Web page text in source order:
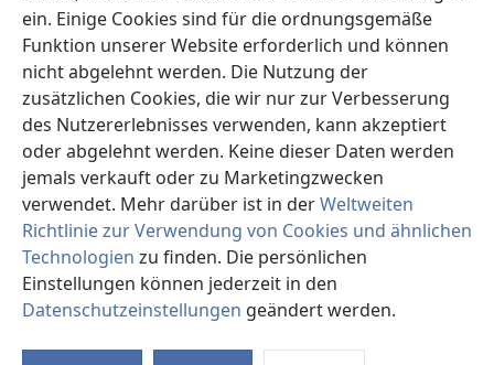
ein. Einige Cookies sind für die ordnungsgemäße
Funktion unserer Website erforderlich und können
nicht abgelehnt werden. Die Nutzung der
zusätzlichen Cookies, die wir nur zur Verbesserung
des Nutzererlebnisses verwenden, kann akzeptiert
oder abgelehnt werden. Keine dieser Daten werden
jemals verkauft oder zu Marketingzwecken
verwendet. Mehr darüber ist in derWeltweiten
Richtlinie zur Verwendung von Cookies und ähnlichen
Technologien zu finden. Die persönlichen
Einstellungen können jederzeit in den
Datenschutzeinstellungen geändert werden.
wie die Sterne am Himmel.
24
Jọab, der Sohn
von Zerụja, hatte mit der Zählung angefangen, sie
aber nicht beendet. Gott wurde wegen dieser Sache
zornig auf Israel *
und die Zahl wurde nicht in die
Chronik über König David aufgenommen.
25 Asmạweth, der Sohn Ạdiëls, war für die
Schatzkammern des Königs y verantwortlich und
Jọnathan, der Sohn Usịjas, für die Vorratslager
dem Land und in den Städten, Dörfern und
Türmen. 26 Für die Feldarbeiter, die den Boden
bebauten, war Ẹsri, der Sohn Kẹlubs,
verantwortlich. 27 Die Verantwortung für die
Weingärten hatte der Ramathịter Schịmeï, doch für